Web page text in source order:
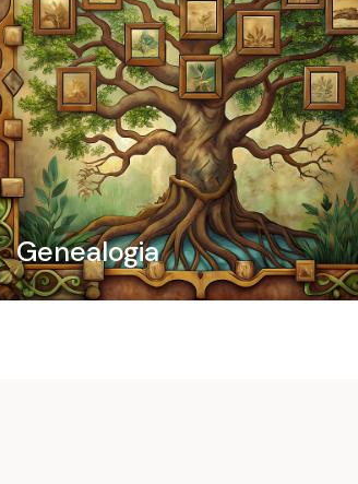
Genealogia